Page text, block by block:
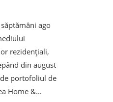
ago
rezidențiali,
din august
portofoliul de
Home &...